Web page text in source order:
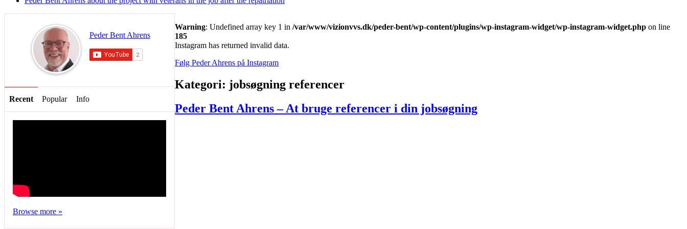
Peder Bent Ahrens
Recent Popular Info
Browse more »
Warning: Undefined array key 1 in /var/www/vizionvvs.dk/peder-bent/wp-content/plugins/wp-instagram-widget/wp-instagram-widget.php on line
185
Instagram has returned invalid data.
Følg Peder Ahrens på Instagram
Kategori: jobsøgning referencer
Peder Bent Ahrens – At bruge referencer i din jobsøgning